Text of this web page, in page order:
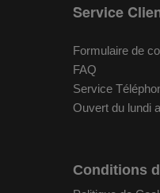
Service
Formulaire de
FAQ
Service
Ouvert du lundi
Conditions